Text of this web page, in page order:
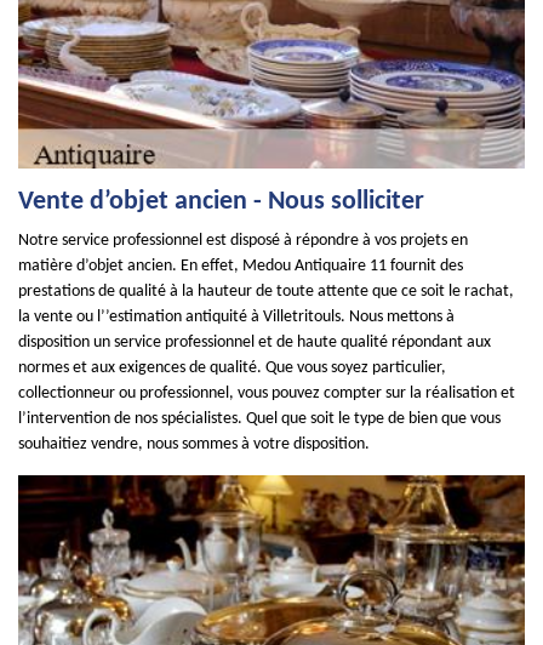
Vente d’objet ancien - Nous solliciter
Notre service professionnel est disposé à répondre à vos projets en
matière d’objet ancien. En effet, Medou Antiquaire 11 fournit des
prestations de qualité à la hauteur de toute attente que ce soit le rachat,
la vente ou l’’estimation antiquité à Villetritouls. Nous mettons à
disposition un service professionnel et de haute qualité répondant aux
normes et aux exigences de qualité. Que vous soyez particulier,
collectionneur ou professionnel, vous pouvez compter sur la réalisation et
l’intervention de nos spécialistes. Quel que soit le type de bien que vous
souhaitiez vendre, nous sommes à votre disposition.